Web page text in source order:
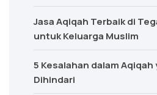
Jasa Aqiqah Terbaik di
untuk Keluarga Muslim
5 Kesalahan dalam Aqiqah
Dihindari